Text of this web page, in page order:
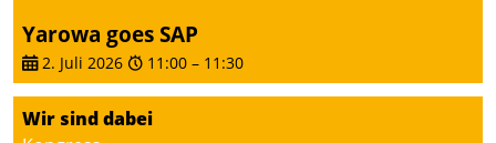
Yarowa goes SAP
2. Juli 2026 11:00 – 11:30
Wir sind dabei